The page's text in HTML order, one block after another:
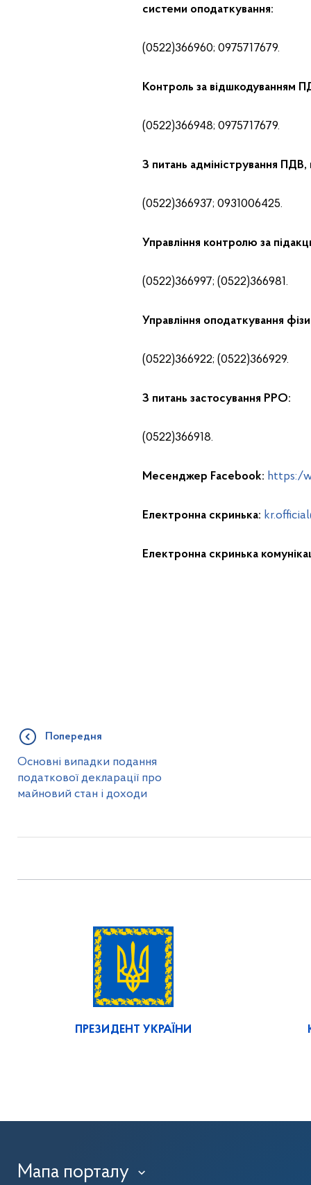
системи оподаткування:
(0522)366960; 0975717679.
Контроль за відшкодуванням
(0522)366948; 0975717679.
З питань адміністрування
(0522)366937; 0931006425.
Управління контролю за
(0522)366997; (0522)366981.
Управління оподаткування
(0522)366922; (0522)366929.
З питань застосування РРО:
(0522)366918.
Месенджер Facebook: https:/
Електронна скринька:
Електронна скринька
Попередня
Основні випадки подання
податкової декларації про
майновий стан і доходи
ПРЕЗИДЕНТ УКРАЇНИ
Мапа порталу ›